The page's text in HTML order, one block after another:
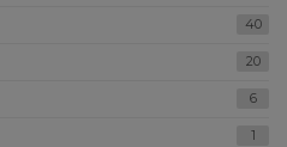
40
20
6
1